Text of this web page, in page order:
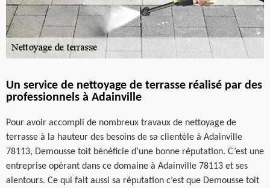
Un service de nettoyage de terrasse réalisé par des
professionnels à Adainville
Pour avoir accompli de nombreux travaux de nettoyage de
terrasse à la hauteur des besoins de sa clientèle à Adainville
78113, Demousse toit bénéficie d’une bonne réputation. C’est une
entreprise opérant dans ce domaine à Adainville 78113 et ses
alentours. Ce qui fait aussi sa réputation c’est que Demousse toit